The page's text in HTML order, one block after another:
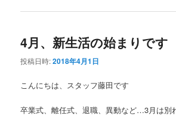
4月、新生活の始まりです
投稿日時:2018年4月1日
こんにちは、スタッフ藤田です
卒業式、離任式、退職、異動など…3月は別